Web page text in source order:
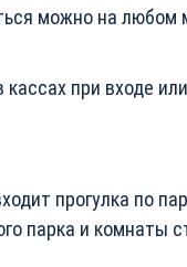
можно на любом
при входе
прогулка по
парка и комнаты